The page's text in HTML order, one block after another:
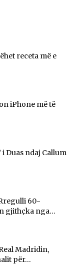
receta më e
iPhone më të
i Duas ndaj Callum
60-
gjithçka nga...
Madridin,
për...